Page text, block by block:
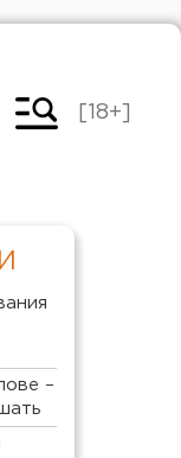
[18+]
–